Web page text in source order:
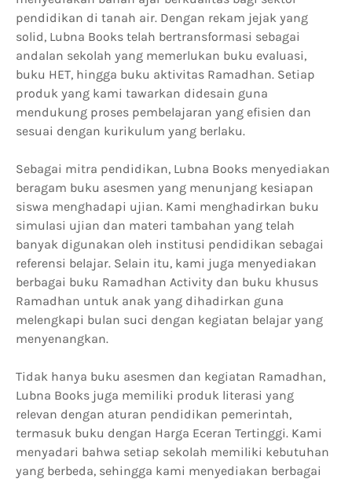
pendidikan di tanah air. Dengan rekam jejak yang
solid, Lubna Books telah bertransformasi sebagai
andalan sekolah yang memerlukan buku evaluasi,
buku HET, hingga buku aktivitas Ramadhan. Setiap
produk yang kami tawarkan didesain guna
mendukung proses pembelajaran yang efisien dan
sesuai dengan kurikulum yang berlaku.
Sebagai mitra pendidikan, Lubna Books menyediakan
beragam buku asesmen yang menunjang kesiapan
siswa menghadapi ujian. Kami menghadirkan buku
simulasi ujian dan materi tambahan yang telah
banyak digunakan oleh institusi pendidikan sebagai
referensi belajar. Selain itu, kami juga menyediakan
berbagai buku Ramadhan Activity dan buku khusus
Ramadhan untuk anak yang dihadirkan guna
melengkapi bulan suci dengan kegiatan belajar yang
menyenangkan.
Tidak hanya buku asesmen dan kegiatan Ramadhan,
Lubna Books juga memiliki produk literasi yang
relevan dengan aturan pendidikan pemerintah,
termasuk buku dengan Harga Eceran Tertinggi. Kami
menyadari bahwa setiap sekolah memiliki kebutuhan
yang berbeda, sehingga kami menyediakan berbagai